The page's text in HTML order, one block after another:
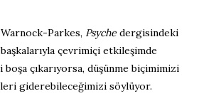
Parkes, Psyche dergisindeki
başkalarıyla çevrimiçi etkileşimde
çıkarıyorsa, düşünme biçimimizi
giderebileceğimizi söylüyor.